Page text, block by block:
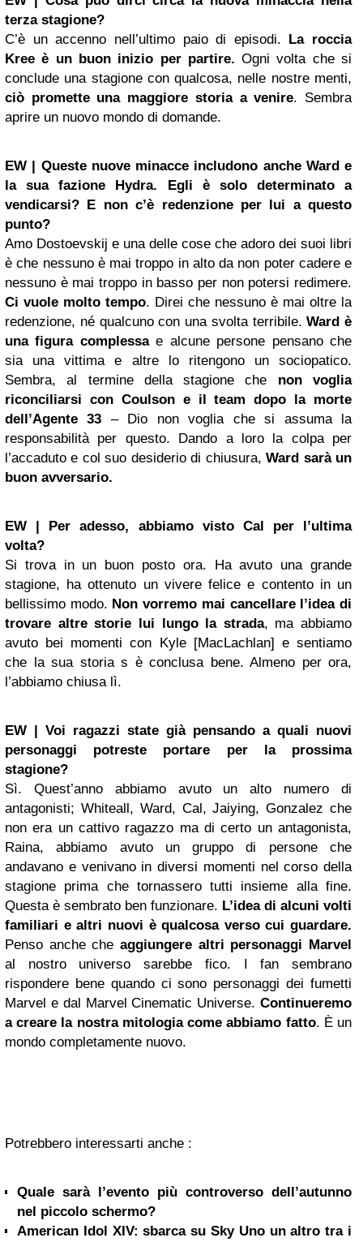
terza stagione?
C’è un accenno nell’ultimo paio di episodi. La roccia
Kree è un buon inizio per partire. Ogni volta che si
conclude una stagione con qualcosa, nelle nostre menti,
ciò promette una maggiore storia a venire. Sembra
aprire un nuovo mondo di domande.
EW | Queste nuove minacce includono anche Ward e
la sua fazione Hydra. Egli è solo determinato a
vendicarsi? E non c’è redenzione per lui a questo
punto?
Amo Dostoevskij e una delle cose che adoro dei suoi libri
è che nessuno è mai troppo in alto da non poter cadere e
nessuno è mai troppo in basso per non potersi redimere.
Ci vuole molto tempo. Direi che nessuno è mai oltre la
redenzione, né qualcuno con una svolta terribile.Ward è
una figura complessae alcune persone pensano che
sia una vittima e altre lo ritengono un sociopatico.
Sembra, al termine della stagione che non voglia
riconciliarsi con Coulson e il team dopo la morte
dell’Agente 33 – Dio non voglia che si assuma la
responsabilità per questo. Dando a loro la colpa per
l’accaduto e col suo desiderio di chiusura,Ward sarà un
buon avversario.
EW | Per adesso, abbiamo visto Cal per l’ultima
volta?
Si trova in un buon posto ora. Ha avuto una grande
stagione, ha ottenuto un vivere felice e contento in un
bellissimo modo. Non vorremo mai cancellare l’idea di
trovare altre storie lui lungo la strada, ma abbiamo
avuto bei momenti con Kyle [MacLachlan] e sentiamo
che la sua storia s è conclusa bene. Almeno per ora,
l’abbiamo chiusa lì.
EW | Voi ragazzi state già pensando a quali nuovi
personaggi potreste portare per la prossima
stagione?
Sì. Quest’anno abbiamo avuto un alto numero di
antagonisti; Whiteall, Ward, Cal, Jaiying, Gonzalez che
non era un cattivo ragazzo ma di certo un antagonista,
Raina, abbiamo avuto un gruppo di persone che
andavano e venivano in diversi momenti nel corso della
stagione prima che tornassero tutti insieme alla fine.
Questa è sembrato ben funzionare. L’idea di alcuni volti
familiari e altri nuovi è qualcosa verso cui guardare.
Penso anche che aggiungere altri personaggi Marvel
al nostro universo sarebbe fico. I fan sembrano
rispondere bene quando ci sono personaggi dei fumetti
Marvel e dal Marvel Cinematic Universe. Continueremo
a creare la nostra mitologia come abbiamo fatto. È un
mondo completamente nuovo.
Potrebbero interessarti anche :
Quale sarà l’evento più controverso dell’autunno
nel piccolo schermo?
American Idol XIV: sbarca su Sky Uno un altro tra i